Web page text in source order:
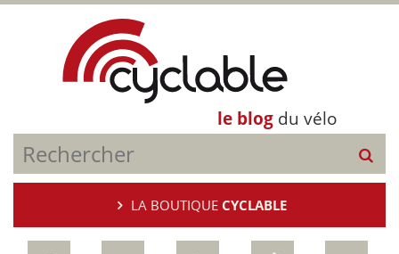
le blog du vélo
LA BOUTIQUE CYCLABLE